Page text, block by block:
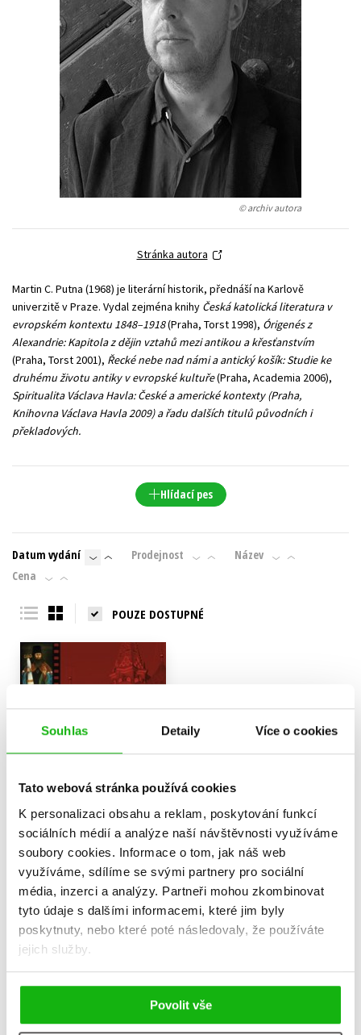
Souhlas Detaily Více o cookies
Tato webová stránka používá cookies
K personalizaci obsahu a reklam, poskytování funkcí
sociálních médií a analýze naší návštěvnosti využíváme
soubory cookies. Informace o tom, jak náš web
využíváme, sdílíme se svými partnery pro sociální
média, inzerci a analýzy. Partneři mohou zkombinovat
tyto údaje s dalšími informacemi, které jim byly
poskytnuty, nebo které poté následovaly, že používáte
jejich služby.
Povolit vše
Young adult (SK)
Zahraniční literatura Zdraví a životní styl
Všechny tituly
© archiv autora
Stránka autora
Martin C. Putna (1968) je literární historik, přednáší na Karlově
univerzitě v Praze. Vydal zejména knihy Česká katolická literatura v
evropském kontextu 1848–1918(Praha, Torst 1998), Órigenés z
Alexandrie: Kapitola z dějin vztahů mezi antikou a křesťanstvím
(Praha, Torst 2001), Řecké nebe nad námi a antický košík: Studie ke
druhému životu antiky v evropské kultuře(Praha, Academia 2006),
Spiritualita Václava Havla: České a americké kontexty(Praha,
Knihovna Václava Havla 2009) a řadu dalších titulů původních i
překladových.
Hlídací pes
Datum vydání Prodejnost
Název
Cena
POUZE DOSTUPNÉ
Obrazy z kulturních dějin
ruské religiozity
Martin C. Putna
359 Kč449 Kč
Do košíku
Obrazy z kulturních dějin
Střední Evropy
(audiokniha)
Martin C. Putna
239 Kč299 Kč